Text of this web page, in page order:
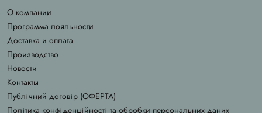
О компании
Программа лояльности
Доставка и оплата
Производство
Новости
Контакты
Публічний договір (ОФЕРТА)
Політика конфіденційності та обробки персональних даних